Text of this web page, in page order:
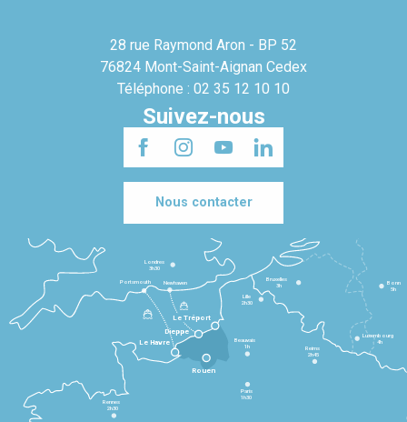
28 rue Raymond Aron - BP 52
76824 Mont-Saint-Aignan Cedex
Téléphone : 02 35 12 10 10
Suivez-nous
Nous contacter
Le Havre
Dieppe
Le Tréport
Rennes
2h30
Paris
1h30
Beauvais
1h
Reims
2h45
Lille
2h30
Bruxelles
3h
Londres
3h30
Newhaven
Portsmouth
Bonn
5h
Luxembourg
4h
Rouen